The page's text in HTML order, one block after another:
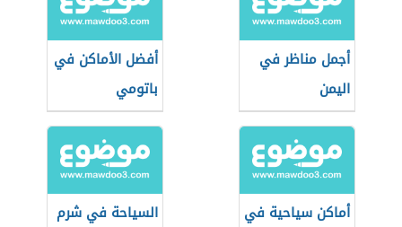
أجمل مناظر في
اليمن
أفضل الأماكن في
باتومي
أماكن سياحية في
السياحة في شرم